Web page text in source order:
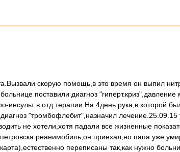
скорую помощь,в это время он выпил
поставили диагноз "гиперт.криз",давление
в отд.терапии.На 4день рука,в которой
диагноз "тромбофлебит",назначил
не хотели,хотя падали все жизненные
реанимобиль,он приехал,но папа уже
переписаны так,как нужно